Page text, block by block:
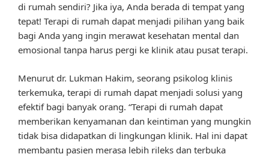
di rumah sendiri? Jika iya, Anda berada di tempat yang
tepat! Terapi di rumah dapat menjadi pilihan yang baik
bagi Anda yang ingin merawat kesehatan mental dan
emosional tanpa harus pergi ke klinik atau pusat terapi.
Menurut dr. Lukman Hakim, seorang psikolog klinis
terkemuka, terapi di rumah dapat menjadi solusi yang
efektif bagi banyak orang. “Terapi di rumah dapat
memberikan kenyamanan dan keintiman yang mungkin
tidak bisa didapatkan di lingkungan klinik. Hal ini dapat
membantu pasien merasa lebih rileks dan terbuka